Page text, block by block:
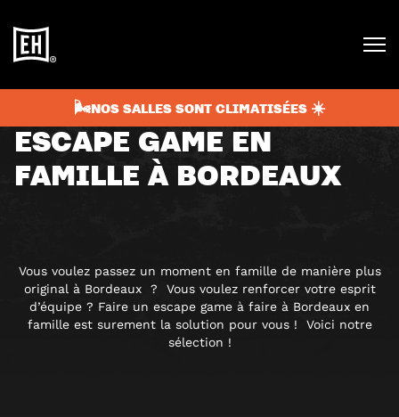
🌬️NOS SALLES SONT CLIMATISÉES ☀️
ESCAPE GAME EN
FAMILLE À BORDEAUX
Vous voulez passez un moment en famille de manière plus
original à Bordeaux ? Vous voulez renforcer votre esprit
d’équipe ? Faire un escape game à faire à Bordeaux en
famille est surement la solution pour vous ! Voici notre
sélection !